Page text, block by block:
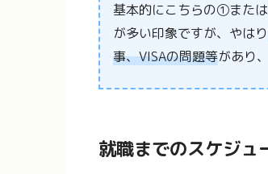
基本的にこちらの①また
が多い印象ですが、やはり
事、VISAの問題等があり
就職までのスケジュ